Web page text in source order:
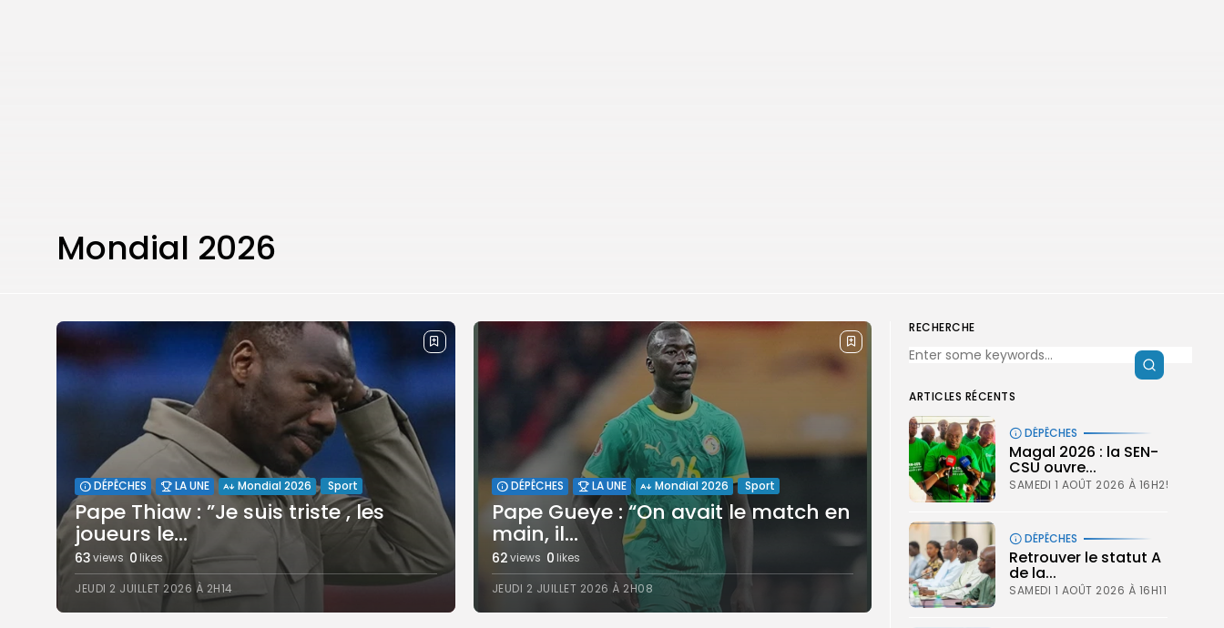
Mondial 2026
DÉPÊCHES LA UNE Mondial 2026 Sport
Pape Thiaw : ”Je suis triste , les
joueurs le...
63views 0 likes
JEUDI 2 JUILLET 2026 À 2H14
DÉPÊCHES LA UNE Mondial 2026 Sport
Pape Gueye : “On avait le match en
main, il...
62views 0 likes
JEUDI 2 JUILLET 2026 À 2H08
RECHERCHE
ARTICLES RÉCENTS
DÉPÊCHES
Magal 2026 : la SEN-
CSU ouvre...
SAMEDI 1 AOÛT 2026 À 16H25
DÉPÊCHES
Retrouver le statut A
de la...
SAMEDI 1 AOÛT 2026 À 16H11